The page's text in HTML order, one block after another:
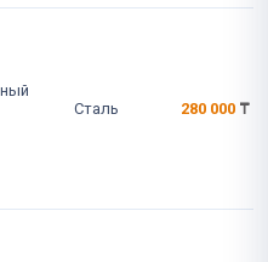
Сталь 280 000 ₸